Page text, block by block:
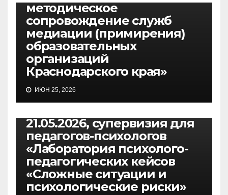
методическое
сопровождение служб
медиации (примирения)
образовательных
организаций
Краснодарского края»
ИЮН 25, 2026
21.05.2026, супервизия для
педагогов-психологов
«Лаборатория психолого-
педагогических кейсов
«Сложные ситуации и
психологические риски»